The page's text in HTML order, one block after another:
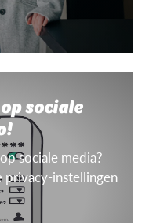
sociale
sociale media?
instellingen